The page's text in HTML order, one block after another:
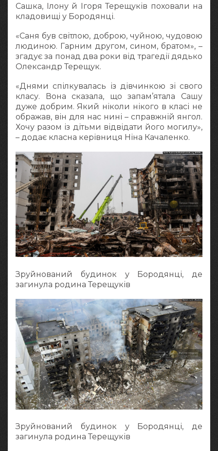
Сашка, Ілону й Ігоря Терещуків поховали на
кладовищі у Бородянці.
«Саня був світлою, доброю, чуйною, чудовою
людиною. Гарним другом, сином, братом», –
згадує за понад два роки від трагедії дядько
Олександр Терещук.
«Днями спілкувалась із дівчинкою зі свого
класу. Вона сказала, що запам’ятала Сашу
дуже добрим. Який ніколи нікого в класі не
ображав, він для нас нині – справжній янгол.
Хочу разом із дітьми відвідати його могилу»,
– додає класна керівниця Ніна Качаленко.
Зруйнований будинок у Бородянці, де
загинула родина Терещуків
Зруйнований будинок у Бородянці, де
загинула родина Терещуків